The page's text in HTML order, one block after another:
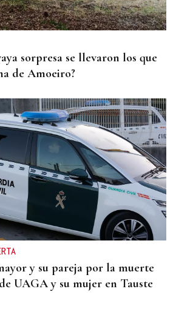
sorpresa se llevaron los que
de Amoeiro?
y su pareja por la muerte
UAGA y su mujer en Tauste